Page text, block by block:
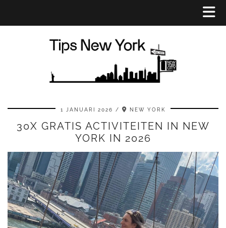
1 JANUARI 2026 NEW YORK
30X GRATIS ACTIVITEITEN IN NEW
YORK IN 2026